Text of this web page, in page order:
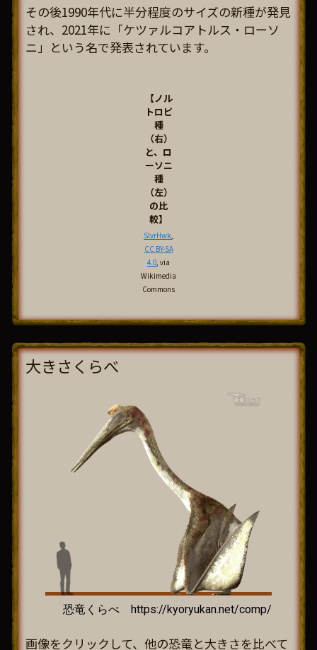
その後1990年代に半分程度のサイズの新種が発見
され、2021年に「ケツァルコアトルス・ローソ
ニ」という名で発表されています。
【ノル
トロピ
種
（右）
と、ロ
ーソニ
種
（左）
の比
較】
SlvrHwk,
CC BY-SA
4.0, via
Wikimedia
Commons
大きさくらべ
画像をクリックして、他の恐竜と大きさを比べて